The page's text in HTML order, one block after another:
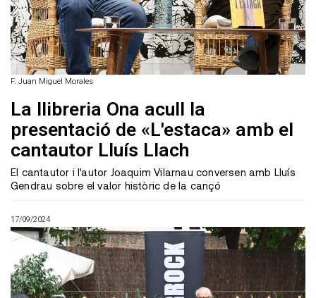
F. Juan Miguel Morales
La llibreria Ona acull la
presentació de «L'estaca» amb el
cantautor Lluís Llach
El cantautor i l'autor Joaquim Vilarnau conversen amb Lluís
Gendrau sobre el valor històric de la cançó
17/09/2024